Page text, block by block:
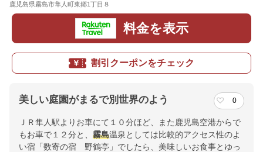
鹿児島県霧島市隼人町東郷1丁目８
料金を表示
割引クーポンをチェック
美しい庭園がまるで別世界のよう 0
ＪＲ隼人駅よりお車にて１０分ほど、また鹿児島空港からで
もお車で１２分と、 霧島温泉としては比較的アクセス性のよ
い宿「数寄の宿 野鶴亭」でしたら、美味しいお食事とゆっ